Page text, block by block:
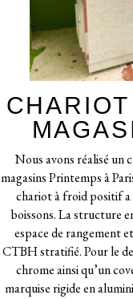
Nous avons réalisé un
magasins Printemps à
chariot à froid positif a
boissons. La structure
espace de rangement
CTBH stratifié. Pour le
chrome ainsi qu’un
marquise rigide en